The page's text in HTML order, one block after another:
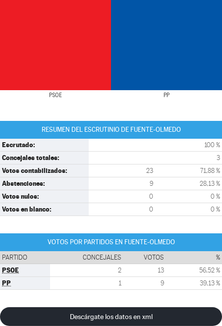
PSOE PP
RESUMEN DEL ESCRUTINIO DE FUENTE-OLMEDO
Escrutado: 100 %
Concejales totales: 3
Votos contabilizados: 23 71,88 %
Abstenciones: 9 28,13 %
Votos nulos: 0 0 %
Votos en blanco: 0 0 %
VOTOS POR PARTIDOS EN FUENTE-OLMEDO
PARTIDO CONCEJALES VOTOS %
PSOE 2 13 56,52 %
PP 1 9 39,13 %
Descárgate los datos en xml